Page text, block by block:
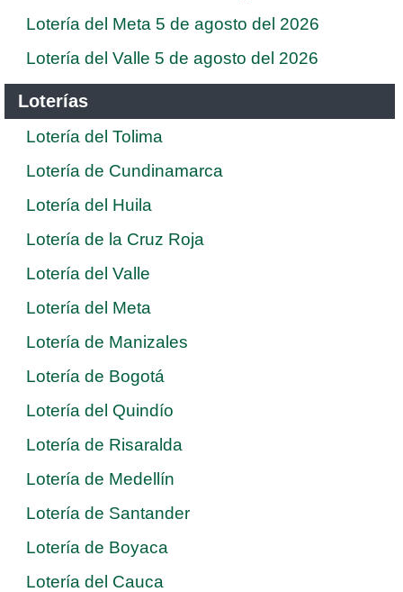
Lotería del Meta 5 de agosto del 2026
Lotería del Valle 5 de agosto del 2026
Loterías
Lotería del Tolima
Lotería de Cundinamarca
Lotería del Huila
Lotería de la Cruz Roja
Lotería del Valle
Lotería del Meta
Lotería de Manizales
Lotería de Bogotá
Lotería del Quindío
Lotería de Risaralda
Lotería de Medellín
Lotería de Santander
Lotería de Boyaca
Lotería del Cauca